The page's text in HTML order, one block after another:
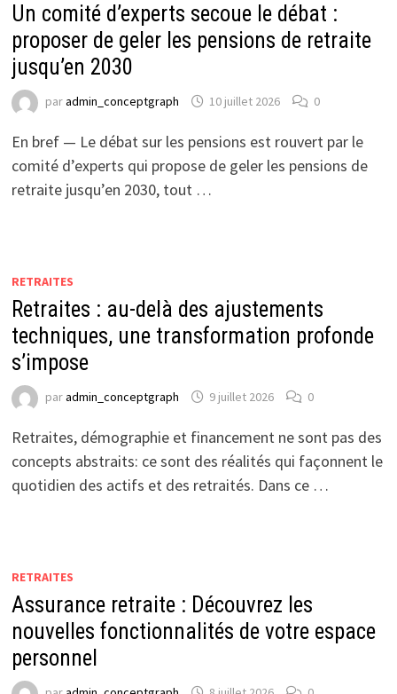
Un comité d’experts secoue le débat :
proposer de geler les pensions de retraite
jusqu’en 2030
paradmin_conceptgraph 10 juillet 2026 0
En bref — Le débat sur les pensions est rouvert par le
comité d’experts qui propose de geler les pensions de
retraite jusqu’en 2030, tout …
RETRAITES
Retraites : au-delà des ajustements
techniques, une transformation profonde
s’impose
paradmin_conceptgraph 9 juillet 2026 0
Retraites, démographie et financement ne sont pas des
concepts abstraits: ce sont des réalités qui façonnent le
quotidien des actifs et des retraités. Dans ce …
RETRAITES
Assurance retraite : Découvrez les
nouvelles fonctionnalités de votre espace
personnel